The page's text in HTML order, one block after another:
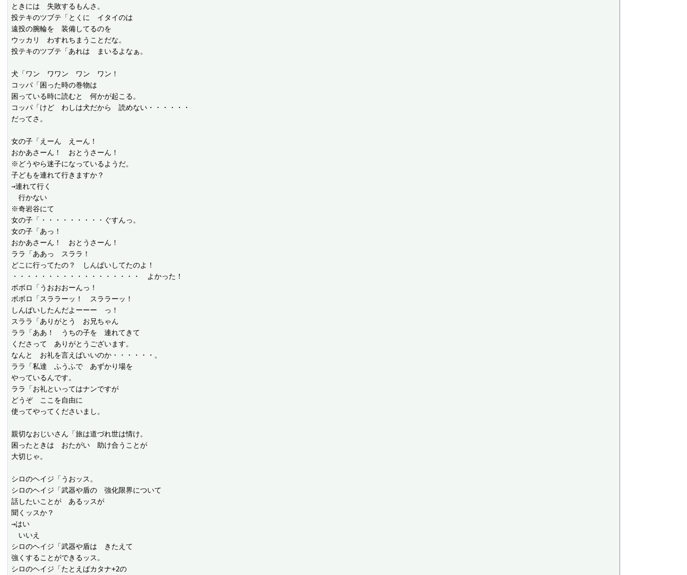
ときには　失敗するもんさ。
投テキのツブテ「とくに　イタイのは
遠投の腕輪を　装備してるのを
ウッカリ　わすれちまうことだな。
投テキのツブテ「あれは　まいるよなぁ。
犬「ワン　ワワン　ワン　ワン！
コッパ「困った時の巻物は
困っている時に読むと　何かが起こる。
コッパ「けど　わしは犬だから　読めない・・・・・・
だってさ。
女の子「えーん　えーん！
おかあさーん！　おとうさーん！
※どうやら迷子になっているようだ。
子どもを連れて行きますか？
→連れて行く
行かない
※奇岩谷にて
女の子「・・・・・・・・・ぐすんっ。
女の子「あっ！
おかあさーん！　おとうさーん！
ララ「ああっ　スララ！
どこに行ってたの？　しんぱいしてたのよ！
・・・・・・・・・・・・・・・・・・　よかった！
ボボロ「うおおおーんっ！
ボボロ「スララーッ！　スララーッ！
しんぱいしたんだよーーー　っ！
スララ「ありがとう　お兄ちゃん
ララ「ああ！　うちの子を　連れてきて
くださって　ありがとうございます。
なんと　お礼を言えばいいのか・・・・・・。
ララ「私達　ふうふで　あずかり場を
やっているんです。
ララ「お礼といってはナンですが
どうぞ　ここを自由に
使ってやってくださいまし。
親切なおじいさん「旅は道づれ世は情け。
困ったときは　おたがい　助け合うことが
大切じゃ。
シロのヘイジ「うおッス。
シロのヘイジ「武器や盾の　強化限界について
話したいことが　あるッスが
聞くッスか？
→はい
いいえ
シロのヘイジ「武器や盾は　きたえて
強くすることができるッス。
シロのヘイジ「たとえばカタナ+2の